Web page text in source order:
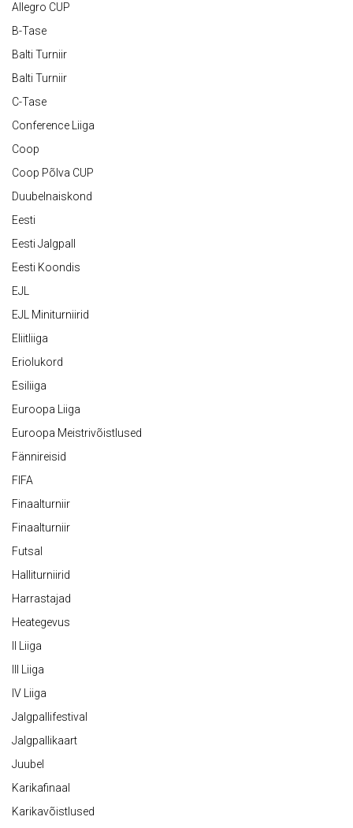
Allegro CUP
B-Tase
Balti Turniir
Balti Turniir
C-Tase
Conference Liiga
Coop
Coop Põlva CUP
Duubelnaiskond
Eesti
Eesti Jalgpall
Eesti Koondis
EJL
EJL Miniturniirid
Eliitliiga
Eriolukord
Esiliiga
Euroopa Liiga
Euroopa Meistrivõistlused
Fännireisid
FIFA
Finaalturniir
Finaalturniir
Futsal
Halliturniirid
Harrastajad
Heategevus
II Liiga
III Liiga
IV Liiga
Jalgpallifestival
Jalgpallikaart
Juubel
Karikafinaal
Karikavõistlused